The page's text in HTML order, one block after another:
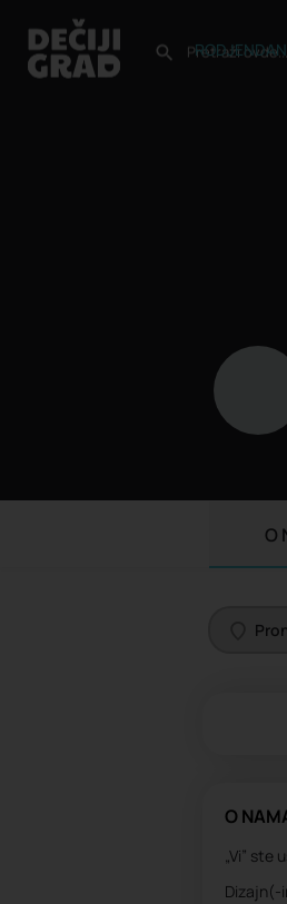
O
O
„Vi” ste
Dizajn(-